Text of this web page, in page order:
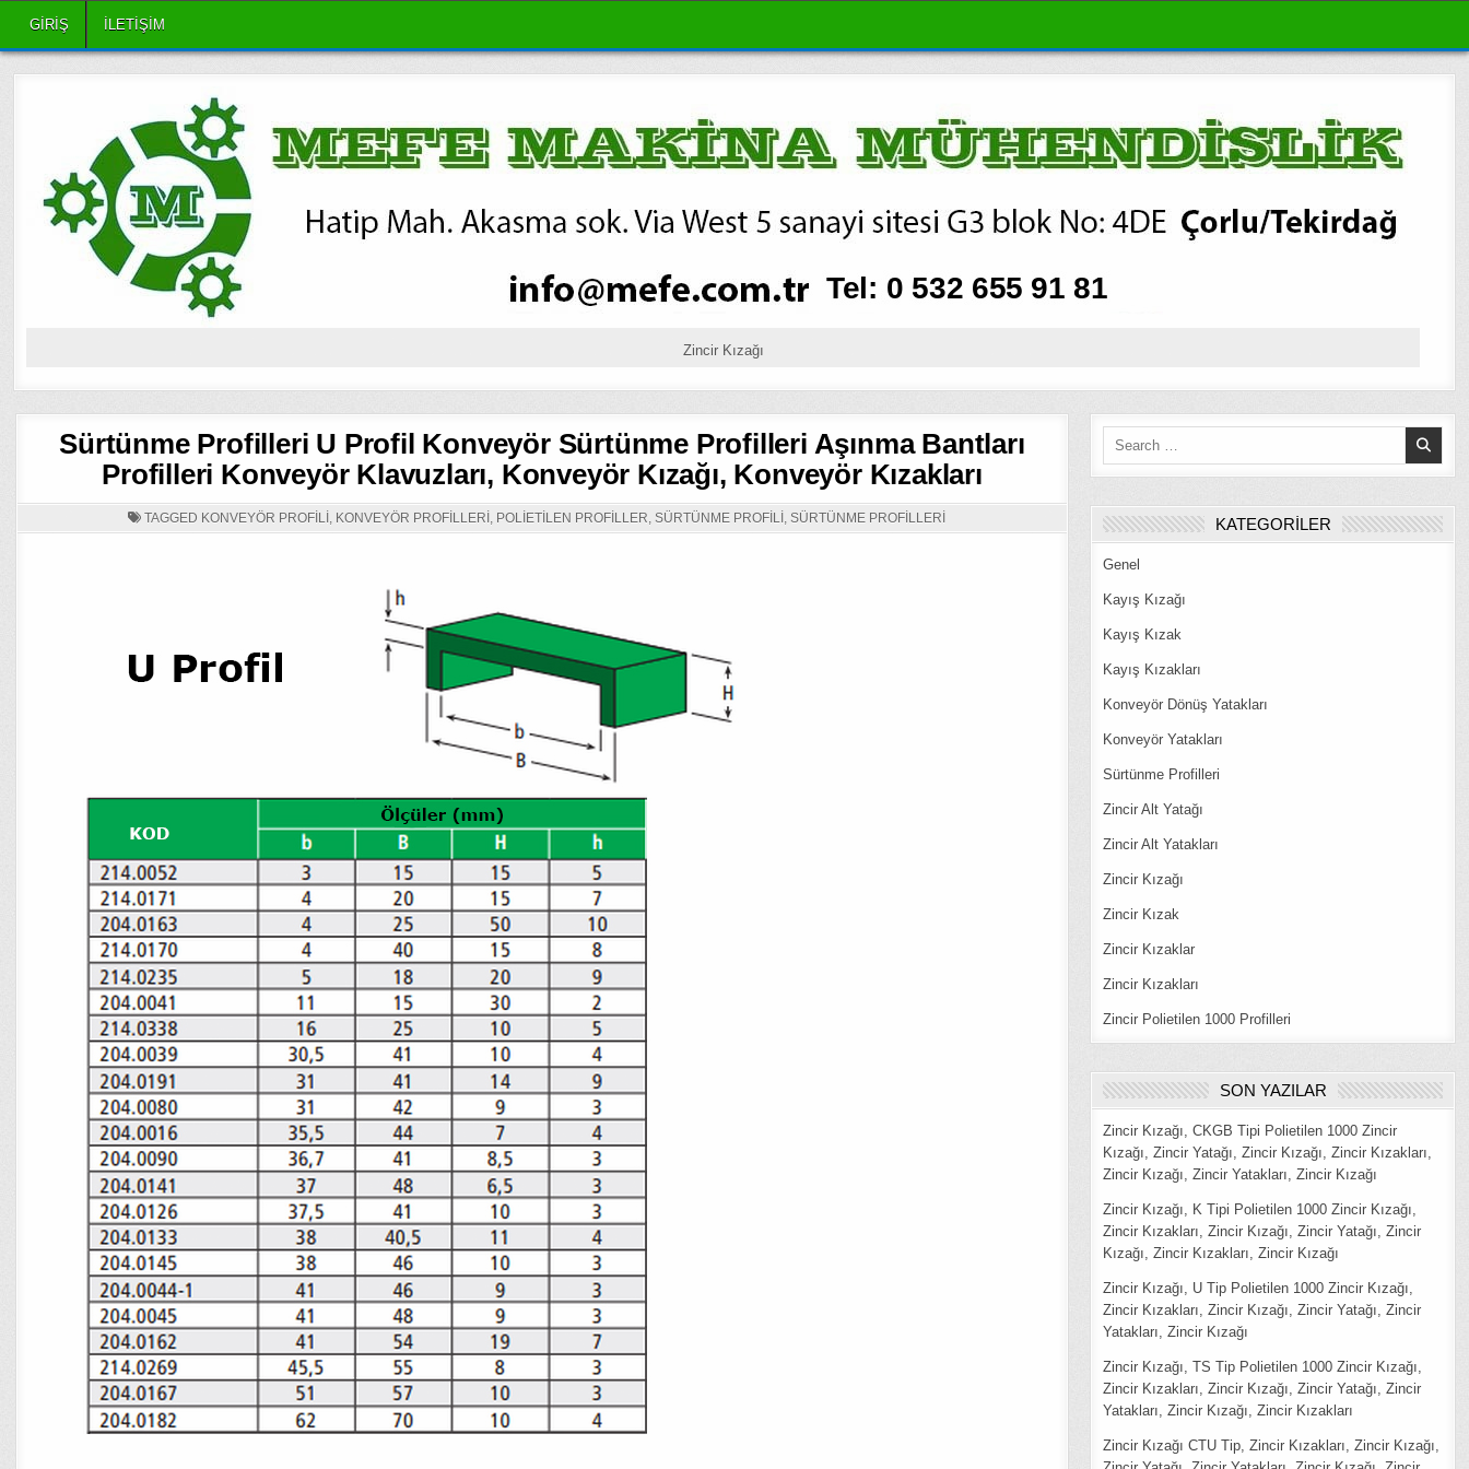
content
GIRIŞ ILETIŞIM
Zincir Kızağı
Sürtünme Profilleri U Profil Konveyör Sürtünme Profilleri Aşınma Bantları
Profilleri Konveyör Klavuzları, Konveyör Kızağı, Konveyör Kızakları
TAGGED KONVEYÖR PROFILI , KONVEYÖR PROFILLERI , POLIETILEN PROFILLER, SÜRTÜNME PROFILI , SÜRTÜNME PROFILLERI
Search
KATEGORILER
Genel
Kayış Kızağı
Kayış Kızak
Kayış Kızakları
Konveyör Dönüş Yatakları
Konveyör Yatakları
Sürtünme Profilleri
Zincir Alt Yatağı
Zincir Alt Yatakları
Zincir Kızağı
Zincir Kızak
Zincir Kızaklar
Zincir Kızakları
Zincir Polietilen 1000 Profilleri
SON YAZILAR
Zincir Kızağı, CKGB Tipi Polietilen 1000 Zincir
Kızağı, Zincir Yatağı, Zincir Kızağı, Zincir Kızakları,
Zincir Kızağı, Zincir Yatakları, Zincir Kızağı
Zincir Kızağı, K Tipi Polietilen 1000 Zincir Kızağı,
Zincir Kızakları, Zincir Kızağı, Zincir Yatağı, Zincir
Kızağı, Zincir Kızakları, Zincir Kızağı
Zincir Kızağı, U Tip Polietilen 1000 Zincir Kızağı,
Zincir Kızakları, Zincir Kızağı, Zincir Yatağı, Zincir
Yatakları, Zincir Kızağı
Zincir Kızağı, TS Tip Polietilen 1000 Zincir Kızağı,
Zincir Kızakları, Zincir Kızağı, Zincir Yatağı, Zincir
Yatakları, Zincir Kızağı, Zincir Kızakları
Zincir Kızağı CTU Tip, Zincir Kızakları, Zincir Kızağı,